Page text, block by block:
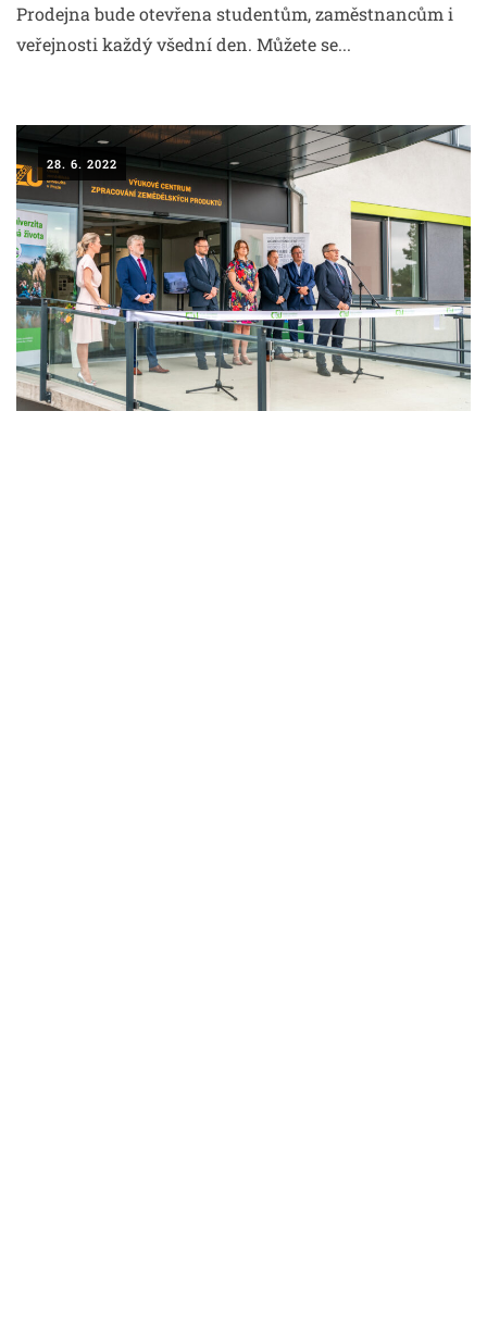
Prodejna bude otevřena studentům, zaměstnancům i
veřejnosti každý všední den. Můžete se...
28. 6. 2022